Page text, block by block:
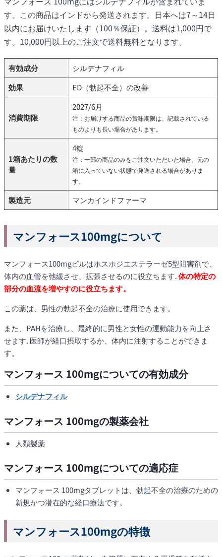
す。この商品はインドから発送されます。日本へは7～14日
以内にお届けいたします（100％保証）。送料は1,000円で
す。10,000円以上のご注文で送料無料となります。
有効成分
シルデナフィル
効果
ED（勃起不全）の改善
消費期限
2027/6月
注：お届けする商品の賞味期限は、記載されている
ものよりも長い場合があります。
1箱あたりの数
量
4錠
注：一部の商品のみをご注文いただいた場合、元の
箱に入っていない状態で発送される場合がありま
す。
製造元 マンカインドファーマ
マンフォース100mgについて
マンフォース100mgピルはホスホジエステラーゼ5型阻害剤で、
体内の血管を弛緩させ、拡張させるのに役立ちます.体の特定の
部分の血流を増やすのに役立ちます。
この薬は、男性の勃起不全の治療に使用できます。
また、PAHを治療し、最終的に男性と女性の運動能力を向上さ
せます. 医師が経口摂取するか、体内に注射することができま
す。
マンフォース 100mgについての有効成分
シルデナフィル
マンフォース 100mgの製薬会社
人類製薬
マンフォース 100mgについての適応症
マンフォース 100mgタブレットは、勃起不全の治療のための
新規かつ潜在的な経口療法です。
マンフォース100mgの特徴